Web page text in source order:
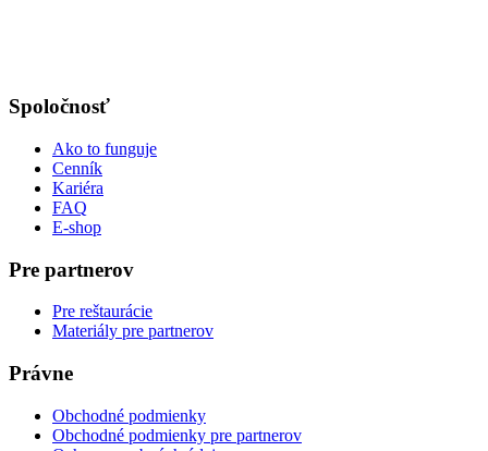
Spoločnosť
Ako to funguje
Cenník
Kariéra
FAQ
E-shop
Pre partnerov
Pre reštaurácie
Materiály pre partnerov
Právne
Obchodné podmienky
Obchodné podmienky pre partnerov